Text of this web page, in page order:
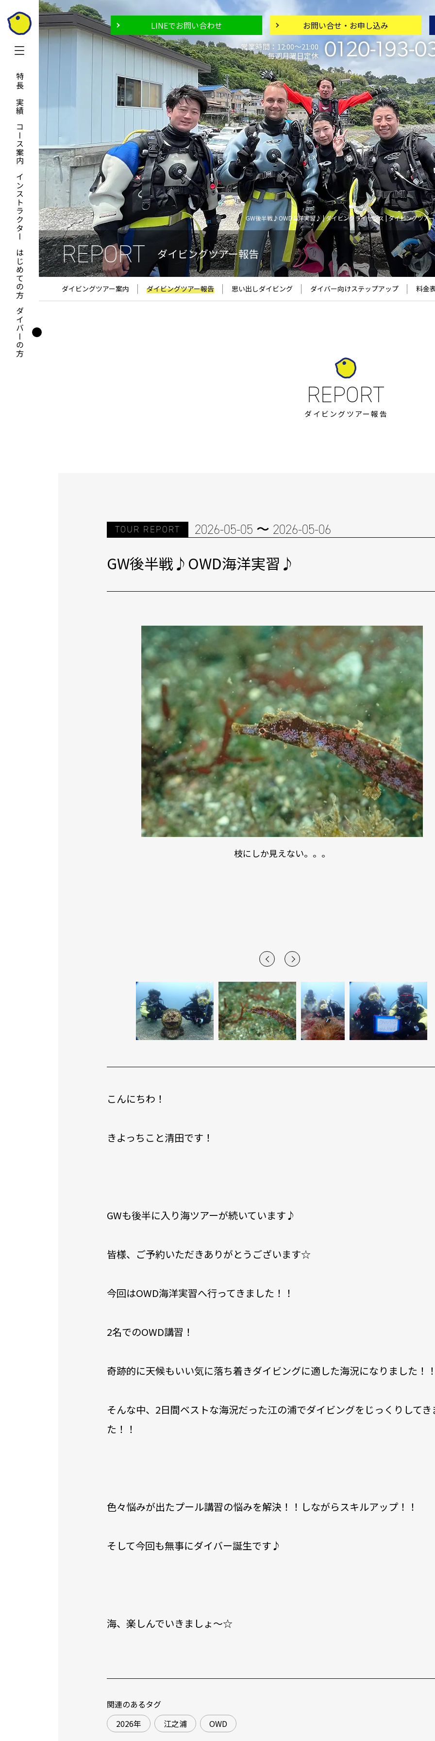
GW後半戦♪OWD海洋実習♪ | ダイビングライセンス | ダイビングツア
LINEでお問い合わせ お問い合せ・ お申し込み
営業時間：12:00〜21:00
毎週月曜日定休 0120-193-
特長と実績
コース案内
インストラクター
はじめての方
ダイバーの方
REPORT ダイビングツアー報告
ダイビングツアー案内 ダイビングツアー報告 思い出しダイビング ダイバー向けステップアップ 料金
ダイビングツアー報告
TOUR REPORT 2026-05-05 〜 2026-05-06
GW後半戦♪OWD海洋実習♪
枝にしか見えない。。。
こんにちわ！
きよっちこと清田です！
GWも後半に入り海ツアーが続いています♪
皆様、ご予約いただきありがとうございます☆
今回はOWD海洋実習へ行ってきました！！
2名でのOWD講習！
奇跡的に天候もいい気に落ち着きダイビングに適した海況になりました！
そんな中、2日間ベストな海況だった江の浦でダイビングをじっくりしてき
た！！
色々悩みが出たプール講習の悩みを解決！！しながらスキルアップ！！
そして今回も無事にダイバー誕生です♪
海、楽しんでいきましょ～☆
関連のあるタグ
2026年
江之浦 OWD